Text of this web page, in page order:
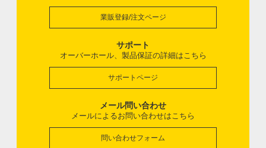
業販登録/注文ページ
サポート
オーバーホール、製品保証の詳細はこちら
サポートページ
メール問い合わせ
メールによるお問い合わせはこちら
問い合わせフォーム